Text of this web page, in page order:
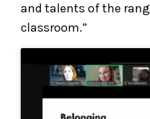
and talents of the
classroom.”